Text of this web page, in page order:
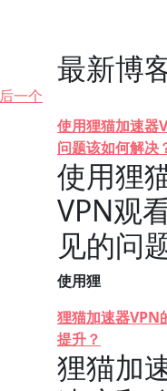
后一个
最新博
使用狸猫加速器
问题该如何解决
使用狸
VPN观
见的问
使用狸
狸猫加速器VPN
提升？
狸猫加